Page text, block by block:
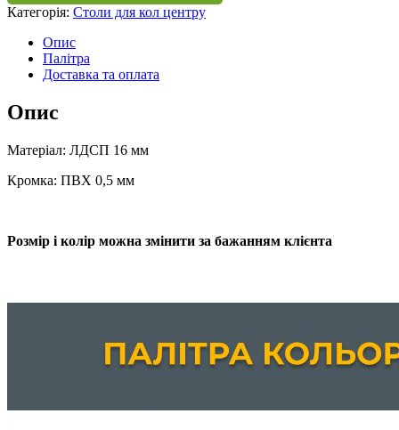
Категорія: Столи для кол центру
Опис
Палітра
Доставка та оплата
Опис
Матеріал: ЛДСП 16 мм
Кромка: ПВХ 0,5 мм
Розмір і колір можна змінити за бажанням клієнта